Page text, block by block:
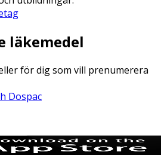
läkemedel
för dig som vill prenumerera
Dospac